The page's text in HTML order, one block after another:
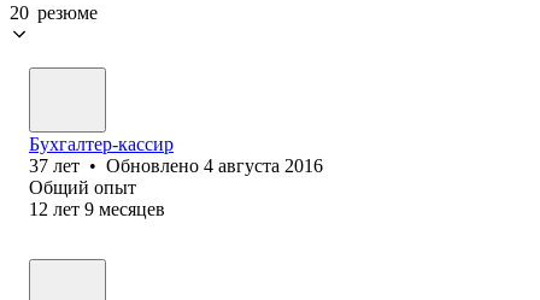
20 резюме
Бухгалтер-кассир
37 лет • Обновлено 4 августа 2016
Общий опыт
12 лет 9 месяцев